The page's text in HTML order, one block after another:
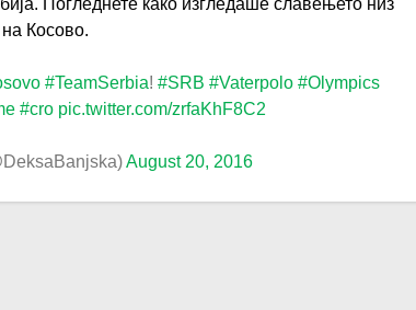
Погледнете како изгледаше славењето низ
Косово.
#TeamSerbia! #SRB #Vaterpolo #Olympics
#cro pic.twitter.com/zrfaKhF8C2
August 20, 2016